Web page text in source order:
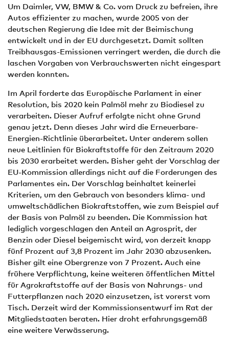
Um Daimler, VW, BMW & Co. vom Druck zu befreien, ihre
Autos effizienter zu machen, wurde 2005 von der
deutschen Regierung die Idee mit der Beimischung
entwickelt und in der EU durchgesetzt. Damit sollten
Treibhausgas-Emissionen verringert werden, die durch die
laschen Vorgaben von Verbrauchswerten nicht eingespart
werden konnten.
Im April forderte das Europäische Parlament in einer
Resolution, bis 2020 kein Palmöl mehr zu Biodiesel zu
verarbeiten. Dieser Aufruf erfolgte nicht ohne Grund
genau jetzt. Denn dieses Jahr wird die Erneuerbare-
Energien-Richtlinie überarbeitet. Unter anderem sollen
neue Leitlinien für Biokraftstoffe für den Zeitraum 2020
bis 2030 erarbeitet werden. Bisher geht der Vorschlag der
EU-Kommission allerdings nicht auf die Forderungen des
Parlamentes ein. Der Vorschlag beinhaltet keinerlei
Kriterien, um den Gebrauch von besonders klima- und
umweltschädlichen Biokraftstoffen, wie zum Beispiel auf
der Basis von Palmöl zu beenden. Die Kommission hat
lediglich vorgeschlagen den Anteil an Agrosprit, der
Benzin oder Diesel beigemischt wird, von derzeit knapp
fünf Prozent auf 3,8 Prozent im Jahr 2030 abzusenken.
Bisher gilt eine Obergrenze von 7 Prozent. Auch eine
frühere Verpflichtung, keine weiteren öffentlichen Mittel
für Agrokraftstoffe auf der Basis von Nahrungs- und
Futterpflanzen nach 2020 einzusetzen, ist vorerst vom
Tisch. Derzeit wird der Kommissionsentwurf im Rat der
Mitgliedstaaten beraten. Hier droht erfahrungsgemäß
eine weitere Verwässerung.